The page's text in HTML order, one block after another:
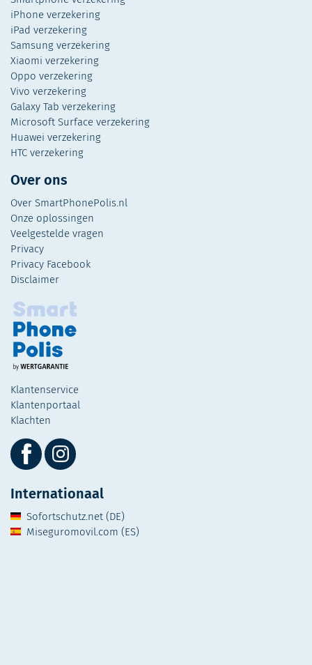
iPhone verzekering
iPad verzekering
Samsung verzekering
Xiaomi verzekering
Oppo verzekering
Vivo verzekering
Galaxy Tab verzekering
Microsoft Surface verzekering
Huawei verzekering
HTC verzekering
Over ons
Over SmartPhonePolis.nl
Onze oplossingen
Veelgestelde vragen
Privacy
Privacy Facebook
Disclaimer
Klantenservice
Klantenportaal
Klachten
Internationaal
Sofortschutz.net (DE)
Miseguromovil.com (ES)